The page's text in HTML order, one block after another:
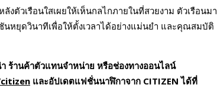
วเรือนใสเผยให้เห็นกลไกภายในที่สวยงาม ตัวเรือนมา
หยุดวินาทีเพื่อให้ตั้งเวลาได้อย่างแม่นยำ และคุณสมบัติ
ร้านค้าตัวแทนจำหน่าย หรือช่องทางออนไลน์
และอัปเดตแฟชั่นนาฬิกาจาก CITIZEN ได้ที่